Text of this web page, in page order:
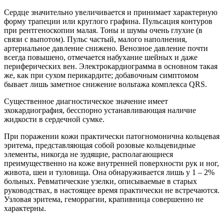
Сердце значительно увеличивается и принимает характерную
форму трапеции или круглого графина. Пульсация контуров
при рентгеноскопии малая. Тоны и шумы очень глухие (в
связи с выпотом). Пульс частый, малого наполнения,
артериальное давление снижено. Венозное давление почти
всегда повышено, отмечается набухание шейных и даже
периферических вен. Электрокардиограмма в основном такая
же, как при сухом перикардите; добавочным симптомом
бывает лишь заметное снижение вольтажа комплекса QRS.
Существенное диагностическое значение имеет
эхокардиография, бесспорно устанавливающая наличие
жидкости в сердечной сумке.
При поражении кожи практически патогномонична кольцевая
эритема, представляющая собой розовые кольцевидные
элементы, никогда не зудящие, располагающиеся
преимущественно на коже внутренней поверхности рук и ног,
живота, шеи и туловища. Она обнаруживается лишь у 1 – 2%
больных. Ревматические узелки, описываемые в старых
руководствах, в настоящее время практически не встречаются.
Узловая эритема, геморрагии, крапивница совершенно не
характерны.